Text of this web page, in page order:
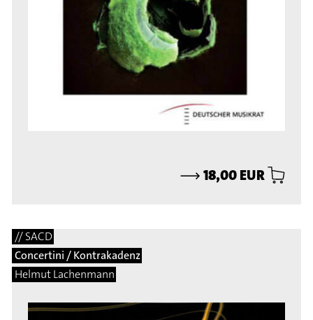
⟶18,00 EUR
// SACD
Concertini / Kontrakadenz
Helmut Lachenmann